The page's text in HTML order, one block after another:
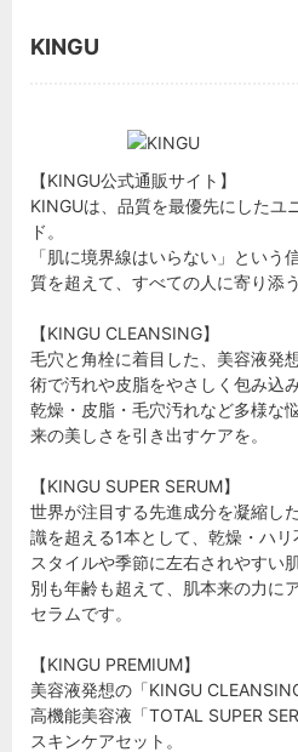
KINGU
【KINGU公式通販サイト】
KINGUは、品質を最優先にしたユ
ド。
「肌に境界線はいらない」という
質を超えて、すべての人に寄り添
【KINGU CLEANSING】
毛穴と角栓に着目した、美容液発
術で汚れや皮脂をやさしく包み込
乾燥・皮脂・毛穴汚れなど多様な
来の美しさを引き出すケアを。
【KINGU SUPER SERUM】
世界が注目する先進成分を凝縮し
識を超える1本として、乾燥・ハ
スタイルや季節に左右されやすい
別も年齢も超えて、肌本来の力に
セラムです。
【KINGU PREMIUM】
美容液発想の「KINGU
高機能美容液「TOTAL SUPER
スキンケアセット。